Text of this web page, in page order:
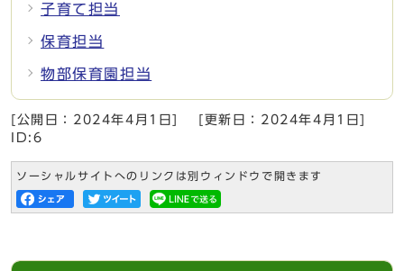
子育て担当
保育担当
物部保育園担当
[公開日： 2024年4月1日 [更新日： 2024年4月1日
ID:6
ソーシャルサイトへのリンクは別ウィンドウで開きます